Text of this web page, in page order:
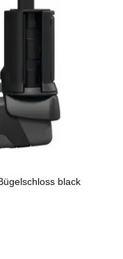
black